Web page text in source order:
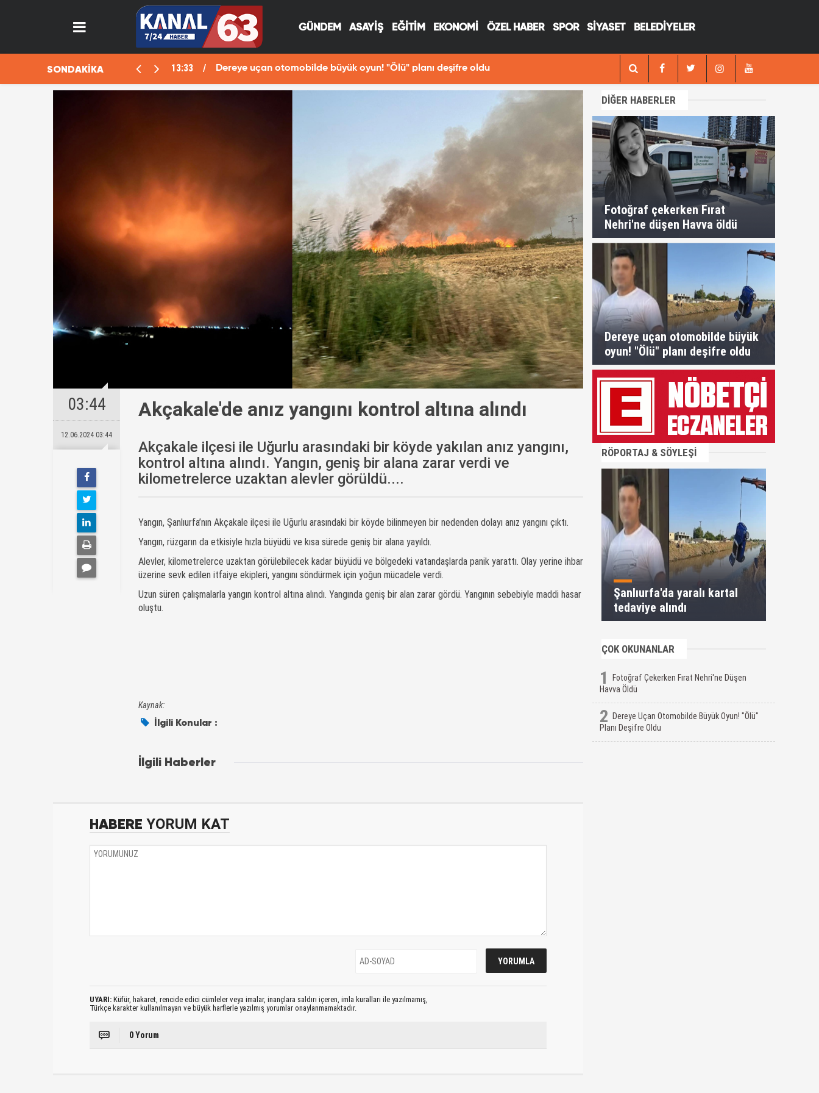
GÜNDEM ASAYİŞ EĞİTİM EKONOMİ ÖZEL HABER SPOR SİYASET BELEDİYELER
SONDAKİKA 13:33 Dereye uçan otomobilde büyük oyun! "Ölü" planı deşifre oldu Fotoğraf çekerken Fırat Nehri'ne düşen
03:44
12.06.2024 03:44
Akçakale'de anız yangını kontrol altına alındı
Akçakale ilçesi ile Uğurlu arasındaki bir köyde yakılan anız yangını,
kontrol altına alındı. Yangın, geniş bir alana zarar verdi ve
kilometrelerce uzaktan alevler görüldü....
Yangın, Şanlıurfa’nın Akçakale ilçesi ile Uğurlu arasındaki bir köyde bilinmeyen bir nedenden dolayı anız yangını çıktı.
Yangın, rüzgarın da etkisiyle hızla büyüdü ve kısa sürede geniş bir alana yayıldı.
Alevler, kilometrelerce uzaktan görülebilecek kadar büyüdü ve bölgedeki vatandaşlarda panik yarattı. Olay yerine ihbar
üzerine sevk edilen itfaiye ekipleri, yangını söndürmek için yoğun mücadele verdi.
Uzun süren çalışmalarla yangın kontrol altına alındı. Yangında geniş bir alan zarar gördü. Yangının sebebiyle maddi hasar
oluştu.
Kaynak:
İlgili Konular :
İlgili Haberler
HABERE YORUM KAT
UYARI: Küfür, hakaret, rencide edici cümleler veya imalar, inançlara saldırı içeren, imla kuralları ile yazılmamış,
Türkçe karakter kullanılmayan ve büyük harflerle yazılmış yorumlar onaylanmamaktadır.
0 Yorum
DİĞER HABERLER
Fotoğraf çekerken Fırat
Nehri'ne düşen Havva öldü
Dereye uçan otomobilde büyük
oyun! "Ölü" planı deşifre oldu
RÖPORTAJ & SÖYLEŞİ
Şanlıurfa'da yaralı kartal
tedaviye alındı
ÇOK OKUNANLAR
1
Fotoğraf Çekerken Fırat Nehri'ne Düşen
Havva Öldü
2
Dereye Uçan Otomobilde Büyük Oyun! "Ölü"
Planı Deşifre Oldu